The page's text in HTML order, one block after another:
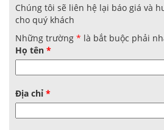
Chúng tôi sẽ liên hệ lại báo giá và
cho quý khách
Những trường * là bắt buộc phải
Họ tên *
Địa chỉ *